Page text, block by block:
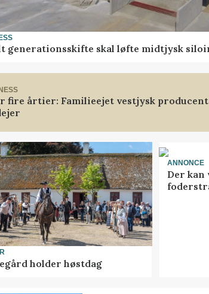
generationsskifte skal løfte midtjysk
fire årtier: Familieejet vestjysk
holder høstdag
ANNONCE
Der kan